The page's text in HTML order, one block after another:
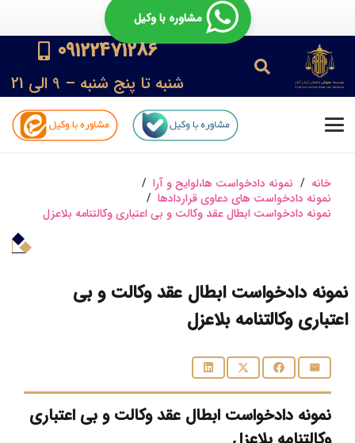
مشاوره با وکیل
09122471286
شنبه تا پنج شنبه – 9 الی 21
خانه / نمونه دادخواست ها،لوایح و آرا /
نمونه دادخواست های دعاوی قراردادها /
نمونه دادخواست ابطال عقد وکالت و بی اعتباری وکالتنامه بلاعزل
نمونه دادخواست ابطال عقد وکالت و بی
اعتباری وکالتنامه بلاعزل
نمونه دادخواست ابطال عقد وکالت و بی اعتباری